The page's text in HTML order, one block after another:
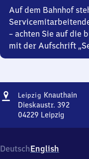
Auf dem Bahnhof
– achten Sie auf die
mit der Aufschrift
Adresse
Leipzig Knauthain
Dieskaustr. 392
04229 Leipzig
Dieskaustr.
392,
DeutschEnglish